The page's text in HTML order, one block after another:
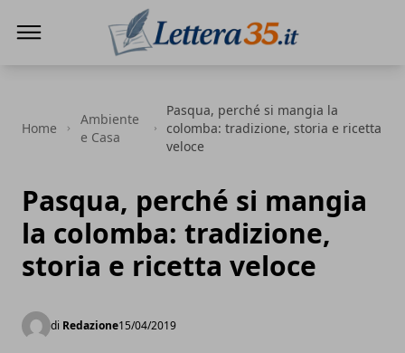
Home
Ambiente
e Casa
Pasqua, perché si mangia la
colomba: tradizione, storia e ricetta
veloce
Pasqua, perché si mangia
la colomba: tradizione,
storia e ricetta veloce
di Redazione15/04/2019